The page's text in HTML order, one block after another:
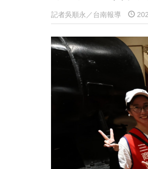
記者吳順永／台南報導